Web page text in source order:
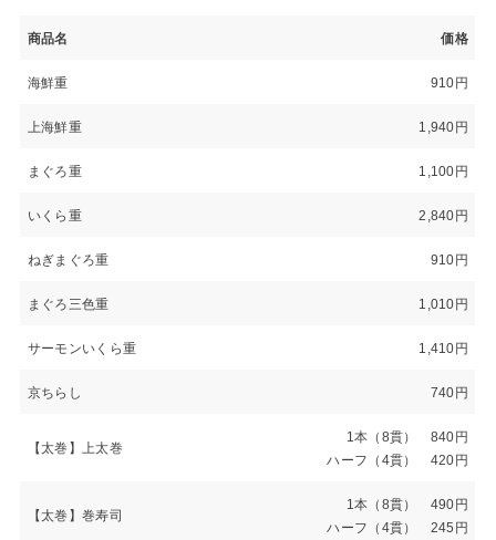
商品名 価格
海鮮重 910円
上海鮮重 1,940円
まぐろ重 1,100円
いくら重 2,840円
ねぎまぐろ重 910円
まぐろ三色重 1,010円
サーモンいくら重 1,410円
京ちらし 740円
【太巻】上太巻
1本（8貫） 840円
ハーフ（4貫） 420円
【太巻】巻寿司
1本（8貫） 490円
ハーフ（4貫） 245円